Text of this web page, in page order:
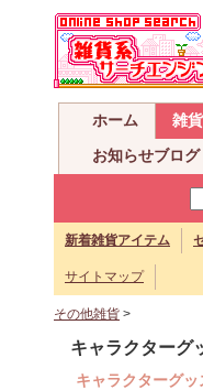
ホーム 雑
お知らせブログ
新着雑貨アイテム
サイトマップ
その他雑貨 >
キャラクターグ
キャラクターグッ